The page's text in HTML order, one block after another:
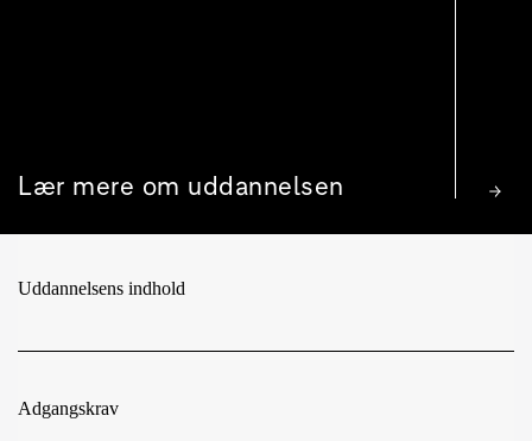
Lær mere om uddannelsen
Uddannelsens indhold
Adgangskrav